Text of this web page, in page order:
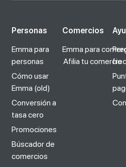
Personas
Emma para
personas
Cómo usar
Emma (old)
Conversión a
tasa cero
Promociones
Búscador de
comercios
Comercios
Emma para
Afilia tu comercio